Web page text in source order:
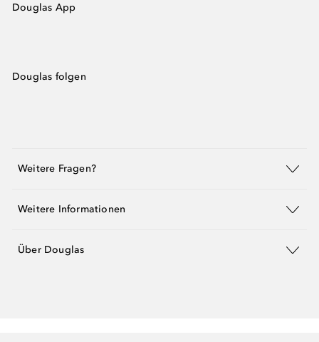
Douglas App
Douglas folgen
Weitere Fragen?
Weitere Informationen
Über Douglas